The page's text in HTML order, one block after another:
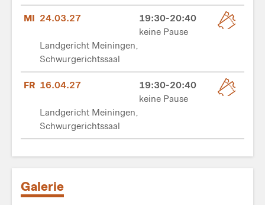
MI 24.03.27
19:30-20:40
keine Pause
Landgericht Meiningen,
Schwurgerichtssaal
FR 16.04.27
19:30-20:40
keine Pause
Landgericht Meiningen,
Schwurgerichtssaal
Galerie